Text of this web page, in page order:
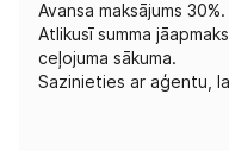
Avansa maksājums 30%.
Atlikusī summa
ceļojuma sākuma.
Sazinieties ar aģentu,